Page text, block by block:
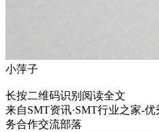
小萍子
长按二维码识别阅读全文
来自SMT资讯·SMT行业之家-
务合作交流部落